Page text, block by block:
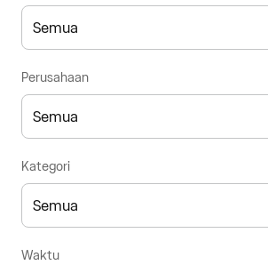
Perusahaan
Kategori
Waktu